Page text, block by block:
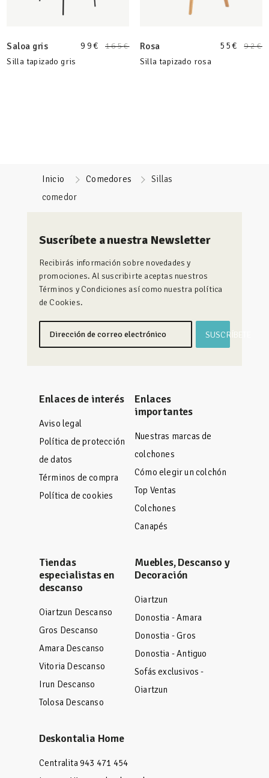
99€ 165€
Saloa gris
Silla tapizado gris
55€ 92€
Rosa
Silla tapizado rosa
Inicio Comedores
Sillas
comedor
Suscríbete a nuestra Newsletter
Recibirás información sobre novedades y
promociones. Al suscribirte aceptas nuestros
Términos y Condiciones así como nuestra política
de Cookies.
SUSCRÍBETE
Enlaces de interés
Aviso legal
Política de protección
de datos
Términos de compra
Política de cookies
Enlaces
importantes
Nuestras marcas de
colchones
Cómo elegir un colchón
Top Ventas
Colchones
Canapés
Tiendas
especialistas en
descanso
Oiartzun Descanso
Gros Descanso
Amara Descanso
Vitoria Descanso
Irun Descanso
Tolosa Descanso
Muebles, Descanso y
Decoración
Oiartzun
Donostia - Amara
Donostia - Gros
Donostia - Antiguo
Sofás exclusivos -
Oiartzun
Deskontalia Home
Centralita 943 471 454